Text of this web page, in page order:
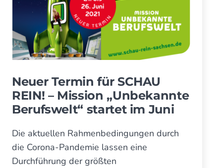
Neuer Termin für SCHAU
REIN! – Mis­sion „Unbe­kann­te
Berufs­welt“ startet im Juni
Die aktuellen Rahmenbedingungen durch
die Corona-Pandemie lassen eine
Durchführung der größten